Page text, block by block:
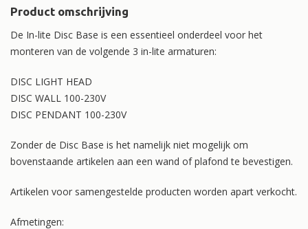
Product omschrijving
De In-lite Disc Base is een essentieel onderdeel voor het
monteren van de volgende 3 in-lite armaturen:
DISC LIGHT HEAD
DISC WALL 100-230V
DISC PENDANT 100-230V
Zonder de Disc Base is het namelijk niet mogelijk om
bovenstaande artikelen aan een wand of plafond te bevestigen.
Artikelen voor samengestelde producten worden apart verkocht.
Afmetingen: